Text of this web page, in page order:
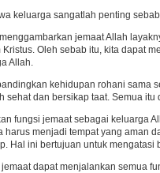
keluarga sangatlah penting
jemaat Allah
Oleh sebab itu, kita dapat
Allah.
kehidupan rohani sama
sehat dan bersikap taat. Semua
fungsi jemaat sebagai keluarga
harus menjadi tempat yang aman
Hal ini bertujuan untuk mengatasi
dapat menjalankan semua